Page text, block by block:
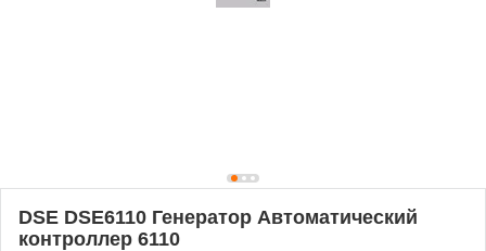
DSE DSE6110 Генератор Автоматический
контроллер 6110